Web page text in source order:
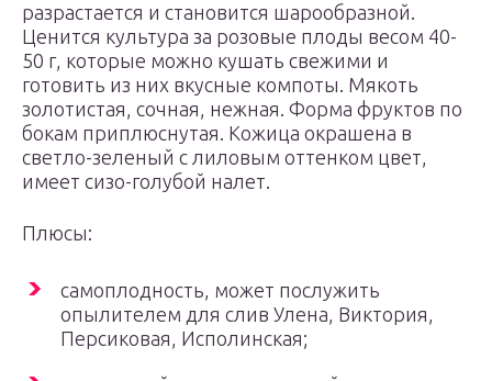
разрастается и становится шарообразной.
Ценится культура за розовые плоды весом 40-
50 г, которые можно кушать свежими и
готовить из них вкусные компоты. Мякоть
золотистая, сочная, нежная. Форма фруктов по
бокам приплюснутая. Кожица окрашена в
светло-зеленый с лиловым оттенком цвет,
имеет сизо-голубой налет.
Плюсы:
самоплодность, может послужить
опылителем для слив Улена, Виктория,
Персиковая, Исполинская;